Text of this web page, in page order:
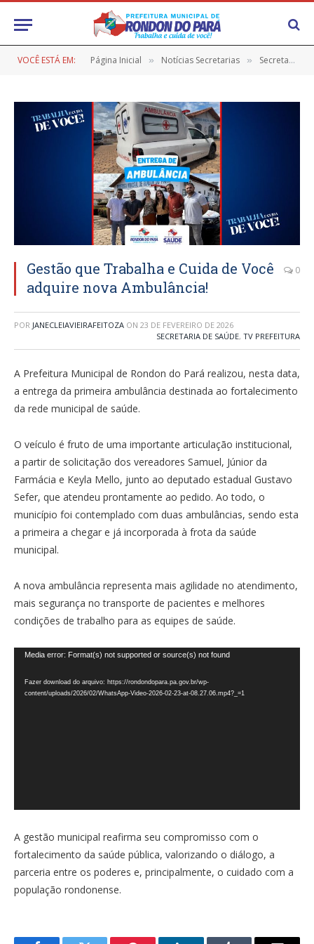
VOCÊ ESTÁ EM: Página Inicial » Notícias Secretarias » Secretaria de Saúde
Gestão que Trabalha e Cuida de Você
adquire nova Ambulância!
0
POR JANECLEIAVIEIRAFEITOZA ON 23 DE FEVEREIRO DE 2026
SECRETARIA DE SAÚDE, TV PREFEITURA
A Prefeitura Municipal de Rondon do Pará realizou, nesta data,
a entrega da primeira ambulância destinada ao fortalecimento
da rede municipal de saúde.
O veículo é fruto de uma importante articulação institucional,
a partir de solicitação dos vereadores Samuel, Júnior da
Farmácia e Keyla Mello, junto ao deputado estadual Gustavo
Sefer, que atendeu prontamente ao pedido. Ao todo, o
município foi contemplado com duas ambulâncias, sendo esta
a primeira a chegar e já incorporada à frota da saúde
municipal.
A nova ambulância representa mais agilidade no atendimento,
mais segurança no transporte de pacientes e melhores
condições de trabalho para as equipes de saúde.
Tocador
vídeo
Media error: Format(s) not supported or source(s) not found
Fazer download do arquivo: https://rondondopara.pa.gov.br/wp-
content/uploads/2026/02/WhatsApp-Video-2026-02-23-at-08.27.06.mp4?_=1
A gestão municipal reafirma seu compromisso com o
fortalecimento da saúde pública, valorizando o diálogo, a
parceria entre os poderes e, principalmente, o cuidado com a
população rondonense.